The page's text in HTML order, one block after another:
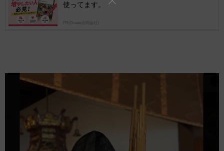
使ってます。
PR(Dreaw合同会社)